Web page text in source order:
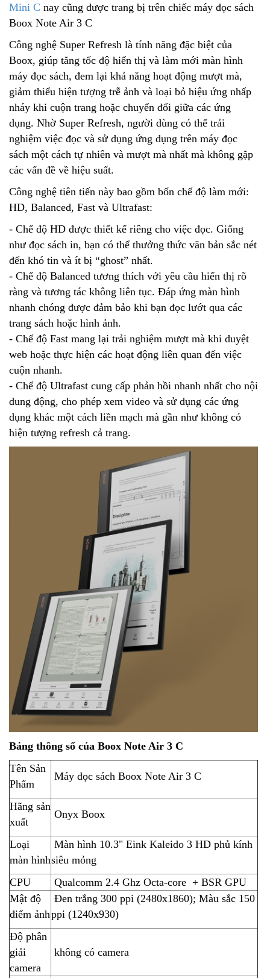
Mini C nay cũng được trang bị trên chiếc máy đọc sách
Boox Note Air 3 C
Công nghệ Super Refresh là tính năng đặc biệt của
Boox, giúp tăng tốc độ hiển thị và làm mới màn hình
máy đọc sách, đem lại khả năng hoạt động mượt mà,
giảm thiểu hiện tượng trễ ảnh và loại bỏ hiệu ứng nhấp
nháy khi cuộn trang hoặc chuyển đổi giữa các ứng
dụng. Nhờ Super Refresh, người dùng có thể trải
nghiệm việc đọc và sử dụng ứng dụng trên máy đọc
sách một cách tự nhiên và mượt mà nhất mà không gặp
các vấn đề về hiệu suất.
Công nghệ tiên tiến này bao gồm bốn chế độ làm mới:
HD, Balanced, Fast và Ultrafast:
- Chế độ HD được thiết kế riêng cho việc đọc. Giống
như đọc sách in, bạn có thể thưởng thức văn bản sắc nét
đến khó tin và ít bị “ghost” nhất.
- Chế độ Balanced tương thích với yêu cầu hiển thị rõ
ràng và tương tác không liên tục. Đáp ứng màn hình
nhanh chóng được đảm bảo khi bạn đọc lướt qua các
trang sách hoặc hình ảnh.
- Chế độ Fast mang lại trải nghiệm mượt mà khi duyệt
web hoặc thực hiện các hoạt động liên quan đến việc
cuộn nhanh.
- Chế độ Ultrafast cung cấp phản hồi nhanh nhất cho nội
dung động, cho phép xem video và sử dụng các ứng
dụng khác một cách liền mạch mà gần như không có
hiện tượng refresh cả trang.
Bảng thông số của Boox Note Air 3 C
Tên Sản
Phẩm
Máy đọc sách Boox Note Air 3 C
Hãng sản
xuất
Onyx Boox
Loại
màn hình
Màn hình 10.3" Eink Kaleido 3 HD phủ kính
siêu mỏng
CPU
Qualcomm 2.4 Ghz Octa-core + BSR GPU
Mật độ
điểm ảnh
Đen trắng 300 ppi (2480x1860); Màu sắc 150
ppi (1240x930)
Độ phân
giải
camera
không có camera